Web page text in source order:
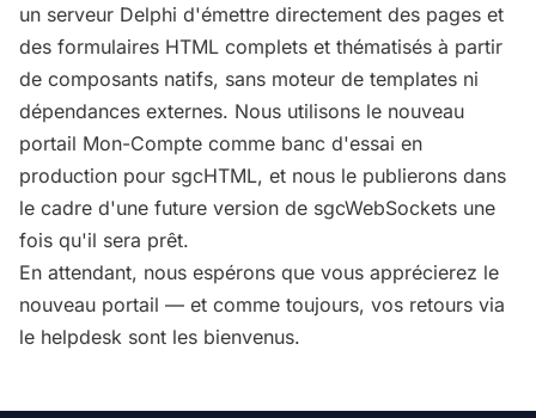
un serveur Delphi d'émettre directement des pages et
des formulaires HTML complets et thématisés à partir
de composants natifs, sans moteur de templates ni
dépendances externes. Nous utilisons le nouveau
portail Mon-Compte comme banc d'essai en
production pour sgcHTML, et nous le publierons dans
le cadre d'une future version de sgcWebSockets une
fois qu'il sera prêt.
En attendant, nous espérons que vous apprécierez le
nouveau portail — et comme toujours, vos retours via
le helpdesk sont les bienvenus.